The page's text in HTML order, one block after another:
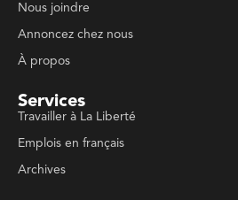
Nous joindre
Annoncez chez nous
À propos
Services
Travailler à La Liberté
Emplois en français
Archives